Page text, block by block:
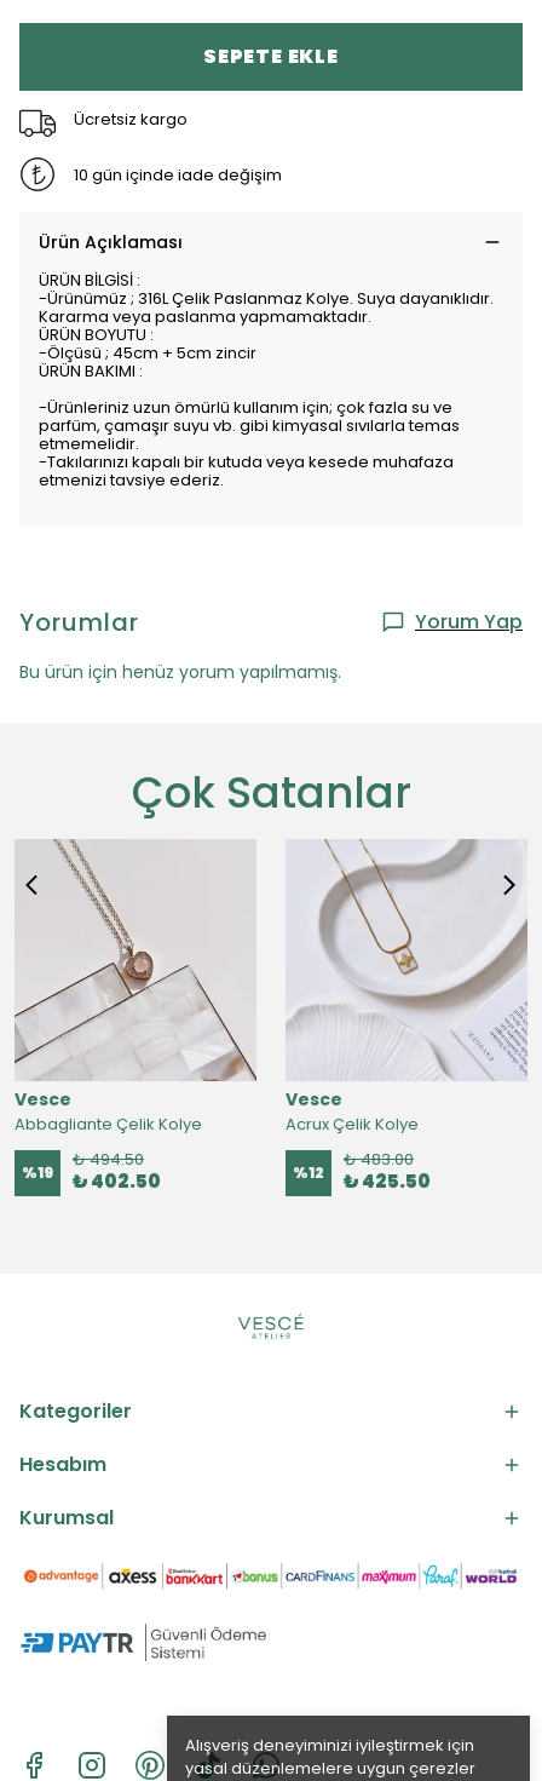
Alışveriş deneyiminizi iyileştirmek için
yasal düzenlemelere uygun çerezler
SEPETE EKLE
Ücretsiz kargo
10 gün içinde iade değişim
Ürün Açıklaması
ÜRÜN BİLGİSİ :
-Ürünümüz ; 316L Çelik Paslanmaz Kolye. Suya dayanıklıdır.
Kararma veya paslanma yapmamaktadır.
ÜRÜN BOYUTU :
-Ölçüsü ; 45cm + 5cm zincir
ÜRÜN BAKIMI :
-Ürünleriniz uzun ömürlü kullanım için; çok fazla su ve
parfüm, çamaşır suyu vb. gibi kimyasal sıvılarla temas
etmemelidir.
-Takılarınızı kapalı bir kutuda veya kesede muhafaza
etmenizi tavsiye ederiz.
Yorumlar Yorum Yap
Bu ürün için henüz yorum yapılmamış.
Çok Satanlar
Vesce
Abbagliante Çelik Kolye
%19
₺ 494.50
₺ 402.50
Vesce
Acrux Çelik Kolye
%12
₺ 483.00
₺ 425.50
Kategoriler
Hesabım
Kurumsal